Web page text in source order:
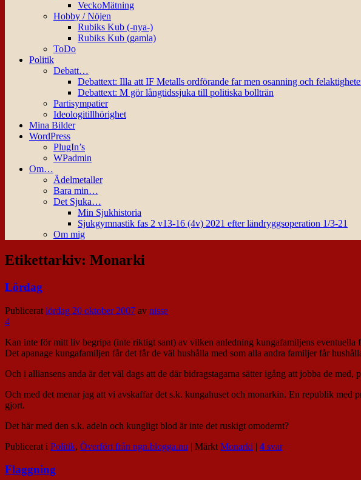
VeckoMätning
Hobby / Nöjen
Rubiks Kub (-nya-)
Rubiks Kub (gamla)
ToDo
Politik
Debatt…
Debattext: Illa att IF Metalls ordförande far men osanning och
Debattext: M gör långtidssjuka till politiska bollträn
Partisympatier
Ideologitillhörighet
Mina Bilder
WordPress
PlugIn’s
WPadmin
Om…
Ädelmetaller
Bara min…
Det Sjuka…
Min Sjukhistoria
Sjukgymnastik fas 2 v13-16 (4v) 2021 efter ländryggsoperation 1/3-21
Om mig
Etikettarkiv: Monarki
Lördag
Publicerat lördag 20 oktober 2007 av nisse
4
Kan inte för mitt liv begripa (inte riktigt sant) av vilken anledning kungafamiljens eventuella
Det apanage kungafamiljen får det får de väl hushålla med som alla andra familjer får
Och i alliansens anda är det väl dags att de där bidragstagarna sätter igång att jobba de med,
Och med det menar jag att vi avskaffar det s.k. kungahuset och monarkin. En republik med
gjort.
Det här med den s.k. adeln och kungligt blod är inte det ruskigt omodernt?
Publicerat i Politik, Överfört från ngn.blogga.nu | Märkt Monarki | 4 svar
Flaggning